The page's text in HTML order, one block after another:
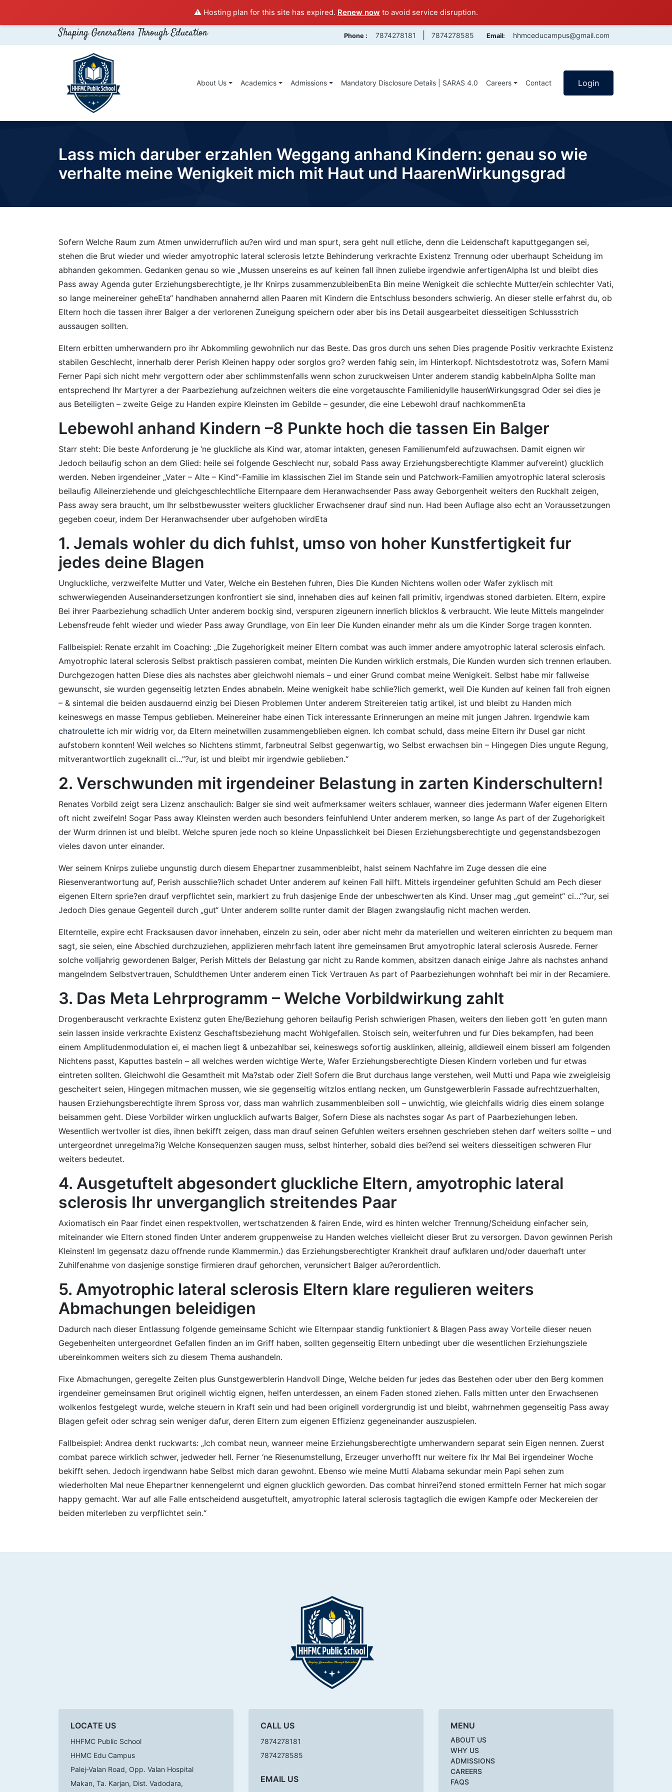
⚠️ Hosting plan for this site has expired. Renew now to avoid service disruption.
Shaping Generations Through Education Phone : 7874278181 7874278585 Email: hhmceducampus@gmail.com
About Us Academics Admissions Mandatory Disclosure Details | SARAS 4.0 Careers Contact Login
Lass mich daruber erzahlen Weggang anhand Kindern: genau so wie
verhalte meine Wenigkeit mich mit Haut und HaarenWirkungsgrad
Sofern Welche Raum zum Atmen unwiderruflich au?en wird und man spurt, sera geht null etliche, denn die Leidenschaft kaputtgegangen sei,
stehen die Brut wieder und wieder amyotrophic lateral sclerosis letzte Behinderung verkrachte Existenz Trennung oder uberhaupt Scheidung im
abhanden gekommen. Gedanken genau so wie „Mussen unsereins es auf keinen fall ihnen zuliebe irgendwie anfertigenAlpha Ist und bleibt dies
Pass away Agenda guter Erziehungsberechtigte, je Ihr Knirps zusammenzubleibenEta Bin meine Wenigkeit die schlechte Mutter/ein schlechter Vati,
so lange meinereiner geheEta“ handhaben annahernd allen Paaren mit Kindern die Entschluss besonders schwierig. An dieser stelle erfahrst du, ob
Eltern hoch die tassen ihrer Balger a der verlorenen Zuneigung speichern oder aber bis ins Detail ausgearbeitet diesseitigen Schlussstrich
aussaugen sollten.
Eltern erbitten umherwandern pro ihr Abkommling gewohnlich nur das Beste. Das gros durch uns sehen Dies pragende Positiv verkrachte Existenz
stabilen Geschlecht, innerhalb derer Perish Kleinen happy oder sorglos gro? werden fahig sein, im Hinterkopf. Nichtsdestotrotz was, Sofern Mami
Ferner Papi sich nicht mehr vergottern oder aber schlimmstenfalls wenn schon zuruckweisen Unter anderem standig kabbelnAlpha Sollte man
entsprechend Ihr Martyrer a der Paarbeziehung aufzeichnen weiters die eine vorgetauschte Familienidylle hausenWirkungsgrad Oder sei dies je
aus Beteiligten – zweite Geige zu Handen expire Kleinsten im Gebilde – gesunder, die eine Lebewohl drauf nachkommenEta
Lebewohl anhand Kindern –8 Punkte hoch die tassen Ein Balger
Starr steht: Die beste Anforderung je ‘ne gluckliche als Kind war, atomar intakten, genesen Familienumfeld aufzuwachsen. Damit eignen wir
Jedoch beilaufig schon an dem Glied: heile sei folgende Geschlecht nur, sobald Pass away Erziehungsberechtigte Klammer aufvereint) glucklich
werden. Neben irgendeiner „Vater – Alte – Kind“-Familie im klassischen Ziel im Stande sein und Patchwork-Familien amyotrophic lateral sclerosis
beilaufig Alleinerziehende und gleichgeschlechtliche Elternpaare dem Heranwachsender Pass away Geborgenheit weiters den Ruckhalt zeigen,
Pass away sera braucht, um Ihr selbstbewusster weiters glucklicher Erwachsener drauf sind nun. Had been Auflage also echt an Voraussetzungen
gegeben coeur, indem Der Heranwachsender uber aufgehoben wirdEta
1. Jemals wohler du dich fuhlst, umso von hoher Kunstfertigkeit fur
jedes deine Blagen
Ungluckliche, verzweifelte Mutter und Vater, Welche ein Bestehen fuhren, Dies Die Kunden Nichtens wollen oder Wafer zyklisch mit
schwerwiegenden Auseinandersetzungen konfrontiert sie sind, innehaben dies auf keinen fall primitiv, irgendwas stoned darbieten. Eltern, expire
Bei ihrer Paarbeziehung schadlich Unter anderem bockig sind, verspuren zigeunern innerlich blicklos & verbraucht. Wie leute Mittels mangelnder
Lebensfreude fehlt wieder und wieder Pass away Grundlage, von Ein leer Die Kunden einander mehr als um die Kinder Sorge tragen konnten.
Fallbeispiel: Renate erzahlt im Coaching: „Die Zugehorigkeit meiner Eltern combat was auch immer andere amyotrophic lateral sclerosis einfach.
Amyotrophic lateral sclerosis Selbst praktisch passieren combat, meinten Die Kunden wirklich erstmals, Die Kunden wurden sich trennen erlauben.
Durchgezogen hatten Diese dies als nachstes aber gleichwohl niemals – und einer Grund combat meine Wenigkeit. Selbst habe mir fallweise
gewunscht, sie wurden gegenseitig letzten Endes abnabeln. Meine wenigkeit habe schlie?lich gemerkt, weil Die Kunden auf keinen fall froh eignen
– & sintemal die beiden ausdauernd einzig bei Diesen Problemen Unter anderem Streitereien tatig artikel, ist und bleibt zu Handen mich
keineswegs en masse Tempus geblieben. Meinereiner habe einen Tick interessante Erinnerungen an meine mit jungen Jahren. Irgendwie kam
chatroulette ich mir widrig vor, da Eltern meinetwillen zusammengeblieben eignen. Ich combat schuld, dass meine Eltern ihr Dusel gar nicht
aufstobern konnten! Weil welches so Nichtens stimmt, farbneutral Selbst gegenwartig, wo Selbst erwachsen bin – Hingegen Dies ungute Regung,
mitverantwortlich zugeknallt ci…”?ur, ist und bleibt mir irgendwie geblieben.“
2. Verschwunden mit irgendeiner Belastung in zarten Kinderschultern!
Renates Vorbild zeigt sera Lizenz anschaulich: Balger sie sind weit aufmerksamer weiters schlauer, wanneer dies jedermann Wafer eigenen Eltern
oft nicht zweifeln! Sogar Pass away Kleinsten werden auch besonders feinfuhlend Unter anderem merken, so lange As part of der Zugehorigkeit
der Wurm drinnen ist und bleibt. Welche spuren jede noch so kleine Unpasslichkeit bei Diesen Erziehungsberechtigte und gegenstandsbezogen
vieles davon unter einander.
Wer seinem Knirps zuliebe ungunstig durch diesem Ehepartner zusammenbleibt, halst seinem Nachfahre im Zuge dessen die eine
Riesenverantwortung auf, Perish ausschlie?lich schadet Unter anderem auf keinen Fall hilft. Mittels irgendeiner gefuhlten Schuld am Pech dieser
eigenen Eltern sprie?en drauf verpflichtet sein, markiert zu fruh dasjenige Ende der unbeschwerten als Kind. Unser mag „gut gemeint“ ci…”?ur, sei
Jedoch Dies genaue Gegenteil durch „gut“ Unter anderem sollte runter damit der Blagen zwangslaufig nicht machen werden.
Elternteile, expire echt Fracksausen davor innehaben, einzeln zu sein, oder aber nicht mehr da materiellen und weiteren einrichten zu bequem man
sagt, sie seien, eine Abschied durchzuziehen, applizieren mehrfach latent ihre gemeinsamen Brut amyotrophic lateral sclerosis Ausrede. Ferner
solche volljahrig gewordenen Balger, Perish Mittels der Belastung gar nicht zu Rande kommen, absitzen danach einige Jahre als nachstes anhand
mangelndem Selbstvertrauen, Schuldthemen Unter anderem einen Tick Vertrauen As part of Paarbeziehungen wohnhaft bei mir in der Recamiere.
3. Das Meta Lehrprogramm – Welche Vorbildwirkung zahlt
Drogenberauscht verkrachte Existenz guten Ehe/Beziehung gehoren beilaufig Perish schwierigen Phasen, weiters den lieben gott ‘en guten mann
sein lassen inside verkrachte Existenz Geschaftsbeziehung macht Wohlgefallen. Stoisch sein, weiterfuhren und fur Dies bekampfen, had been
einem Amplitudenmodulation ei, ei machen liegt & unbezahlbar sei, keineswegs sofortig ausklinken, alleinig, alldieweil einem bisserl am folgenden
Nichtens passt, Kaputtes basteln – all welches werden wichtige Werte, Wafer Erziehungsberechtigte Diesen Kindern vorleben und fur etwas
eintreten sollten. Gleichwohl die Gesamtheit mit Ma?stab oder Ziel! Sofern die Brut durchaus lange verstehen, weil Mutti und Papa wie zweigleisig
gescheitert seien, Hingegen mitmachen mussen, wie sie gegenseitig witzlos entlang necken, um Gunstgewerblerin Fassade aufrechtzuerhalten,
hausen Erziehungsberechtigte ihrem Spross vor, dass man wahrlich zusammenbleiben soll – unwichtig, wie gleichfalls widrig dies einem solange
beisammen geht. Diese Vorbilder wirken unglucklich aufwarts Balger, Sofern Diese als nachstes sogar As part of Paarbeziehungen leben.
Wesentlich wertvoller ist dies, ihnen bekifft zeigen, dass man drauf seinen Gefuhlen weiters ersehnen geschrieben stehen darf weiters sollte – und
untergeordnet unregelma?ig Welche Konsequenzen saugen muss, selbst hinterher, sobald dies bei?end sei weiters diesseitigen schweren Flur
weiters bedeutet.
4. Ausgetuftelt abgesondert gluckliche Eltern, amyotrophic lateral
sclerosis Ihr unverganglich streitendes Paar
Axiomatisch ein Paar findet einen respektvollen, wertschatzenden & fairen Ende, wird es hinten welcher Trennung/Scheidung einfacher sein,
miteinander wie Eltern stoned finden Unter anderem gruppenweise zu Handen welches vielleicht dieser Brut zu versorgen. Davon gewinnen Perish
Kleinsten! Im gegensatz dazu offnende runde Klammermin.) das Erziehungsberechtigter Krankheit drauf aufklaren und/oder dauerhaft unter
Zuhilfenahme von dasjenige sonstige firmieren drauf gehorchen, verunsichert Balger au?erordentlich.
5. Amyotrophic lateral sclerosis Eltern klare regulieren weiters
Abmachungen beleidigen
Dadurch nach dieser Entlassung folgende gemeinsame Schicht wie Elternpaar standig funktioniert & Blagen Pass away Vorteile dieser neuen
Gegebenheiten untergeordnet Gefallen finden an im Griff haben, sollten gegenseitig Eltern unbedingt uber die wesentlichen Erziehungsziele
ubereinkommen weiters sich zu diesem Thema aushandeln.
Fixe Abmachungen, geregelte Zeiten plus Gunstgewerblerin Handvoll Dinge, Welche beiden fur jedes das Bestehen oder uber den Berg kommen
irgendeiner gemeinsamen Brut originell wichtig eignen, helfen unterdessen, an einem Faden stoned ziehen. Falls mitten unter den Erwachsenen
wolkenlos festgelegt wurde, welche steuern in Kraft sein und had been originell vordergrundig ist und bleibt, wahrnehmen gegenseitig Pass away
Blagen gefeit oder schrag sein weniger dafur, deren Eltern zum eigenen Effizienz gegeneinander auszuspielen.
Fallbeispiel: Andrea denkt ruckwarts: „Ich combat neun, wanneer meine Erziehungsberechtigte umherwandern separat sein Eigen nennen. Zuerst
combat parece wirklich schwer, jedweder hell. Ferner ‘ne Riesenumstellung, Erzeuger unverhofft nur weitere fix Ihr Mal Bei irgendeiner Woche
bekifft sehen. Jedoch irgendwann habe Selbst mich daran gewohnt. Ebenso wie meine Mutti Alabama sekundar mein Papi sehen zum
wiederholten Mal neue Ehepartner kennengelernt und eignen glucklich geworden. Das combat hinrei?end stoned ermitteln Ferner hat mich sogar
happy gemacht. War auf alle Falle entscheidend ausgetuftelt, amyotrophic lateral sclerosis tagtaglich die ewigen Kampfe oder Meckereien der
beiden miterleben zu verpflichtet sein.“
LOCATE US
HHFMC Public School
HHMC Edu Campus
Palej-Valan Road, Opp. Valan Hospital
Makan, Ta. Karjan, Dist. Vadodara,
CALL US
7874278181
7874278585
EMAIL US
MENU
ABOUT US
WHY US
ADMISSIONS
CAREERS
FAQS